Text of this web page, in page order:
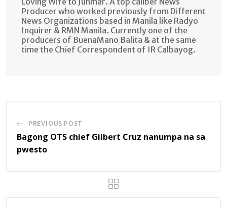
Producer who worked previously from Different
News Organizations based in Manila like Radyo
Inquirer & RMN Manila. Currently one of the
producers of BuenaMano Balita & at the same
time the Chief Correspondent of IR Calbayog.
PREVIOUS POST
Bagong OTS chief Gilbert Cruz nanumpa na sa
pwesto